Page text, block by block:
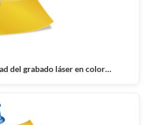
del grabado láser en color…